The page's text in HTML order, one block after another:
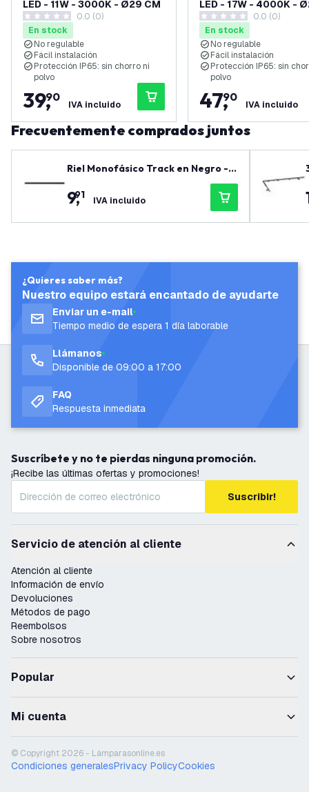
LED - 11W - 3000K - Ø29 CM
0 estrellas de puntuación
0.0 (0)
En stock
No regulable
Fácil instalación
Protección IP65: sin chorro ni
polvo
39,
90
IVA incluido
LED - 17W - 4000K -
0 estrellas de puntuación
0.0 (0)
En stock
No regulable
Fácil instalación
Protección IP65: sin
polvo
47,
90
IVA incluido
Frecuentemente comprados juntos
Riel Monofásico Track en Negro - 1
9,
91 IVA incluido
¿Quieres saber más?
Nuestro equipo estará encantado de ayudarte
Enviar un e-mail
Tiempo medio de espera 1 día laborable
Llámanos
Disponible de 09:00 a 17:00
FAQ
Respuesta inmediata
Suscríbete y no te pierdas ninguna promoción.
¡Recibe las últimas ofertas y promociones!
Suscribir!
Servicio de atención al cliente
Atención al cliente
Información de envío
Devoluciones
Métodos de pago
Reembolsos
Sobre nosotros
Popular
Mi cuenta
© Copyright 2026 - Lámparasonline.es
Condiciones generalesPrivacy PolicyCookies